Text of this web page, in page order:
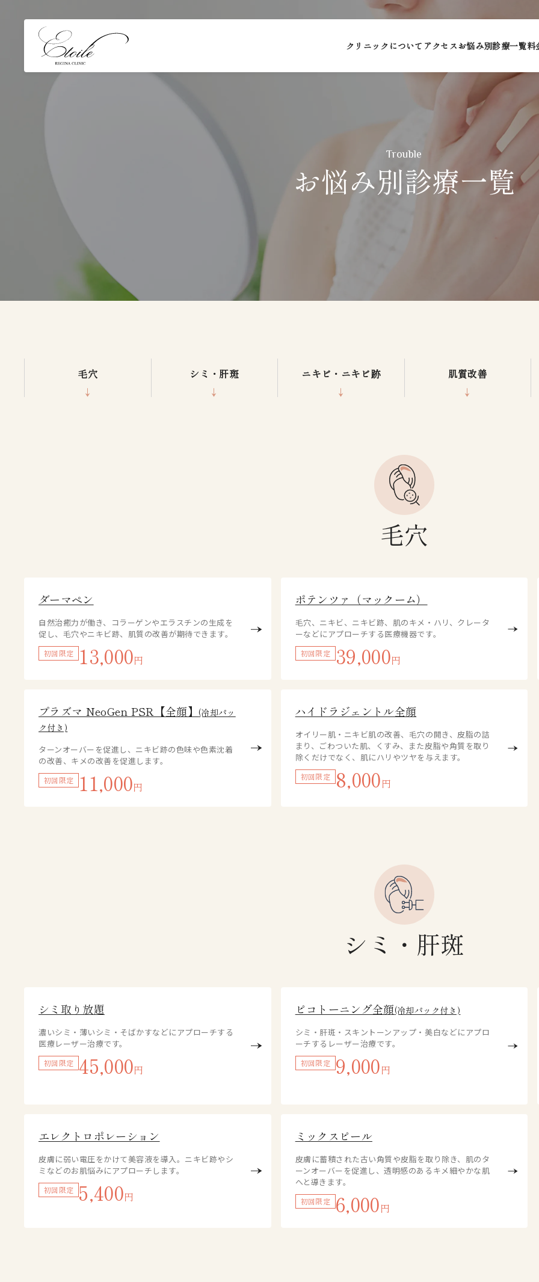
クリニックについて アクセスお悩み別診療一覧料
Trouble
お悩み別診療一覧
毛穴 シミ・肝斑 ニキビ・ニキビ跡 肌質改善
毛穴
ダーマペン
⾃然治癒⼒が働き、コラーゲンやエラスチンの⽣成を
促し、⽑⽳やニキビ跡、肌質の改善が期待できます。
初回限定 13,000円
ポテンツァ（マックーム）
毛穴、ニキビ、ニキビ跡、肌のキメ・ハリ、クレータ
ーなどにアプローチする医療機器です。
初回限定 39,000円
プラズマ NeoGen PSR【全顔】(冷却パッ
ク付き)
ターンオーバーを促進し、ニキビ跡の色味や色素沈着
の改善、キメの改善を促進します。
初回限定 11,000円
ハイドラジェントル全顔
オイリー肌・ニキビ肌の改善、毛穴の開き、皮脂の詰
まり、ごわついた肌、くすみ、また皮脂や角質を取り
除くだけでなく、肌にハリやツヤを与えます。
初回限定 8,000円
シミ・肝斑
シミ取り放題
濃いシミ・薄いシミ・そばかすなどにアプローチする
医療レーザー治療です。
初回限定 45,000円
ピコトーニング全顔(冷却パック付き)
シミ・肝斑・スキントーンアップ・美白などにアプロ
ーチするレーザー治療です。
初回限定 9,000円
エレクトロポレーション
皮膚に弱い電圧をかけて美容液を導入。ニキビ跡やシ
ミなどのお肌悩みにアプローチします。
初回限定 5,400円
ミックスピール
皮膚に蓄積された古い角質や皮脂を取り除き、肌のタ
ーンオーバーを促進し、透明感のあるキメ細やかな肌
へと導きます。
初回限定 6,000円